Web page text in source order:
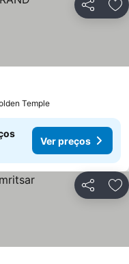
Partilhar
Temple
Ver preços
Partilhar